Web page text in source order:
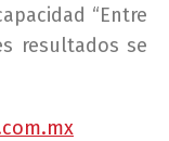
“Entre
resultados se